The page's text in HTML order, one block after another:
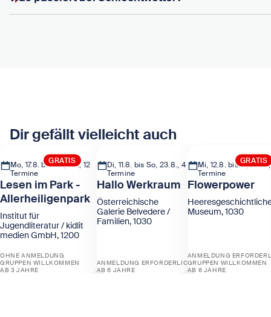
Dir gefällt vielleicht auch
GRATIS
Mo, 17.8. bis Do, 3.9., 12
Termine
Lesen im Park -
Allerheiligenpark
Institut für
Jugendliteratur / kidlit
medien GmbH, 1200
OHNE ANMELDUNG
GRUPPEN WILLKOMMEN
AB 3 JAHRE
Di, 11.8. bis So, 23.8., 4
Termine
Hallo Werkraum
Österreichische
Galerie Belvedere /
Familien, 1030
ANMELDUNG ERFORDERLICH
AB 6 JAHRE
GRATIS
Mi, 12.8. bis Fr,
Termine
Flowerpower
Museum, 1030
ANMELDUNG
GRUPPEN WILLKOMMEN
AB 6 JAHRE